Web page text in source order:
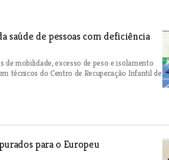
saúde de pessoas com deficiência
mobilidade, excesso de peso e isolamento
técnicos do Centro de Recuperação Infantil de
para o Europeu